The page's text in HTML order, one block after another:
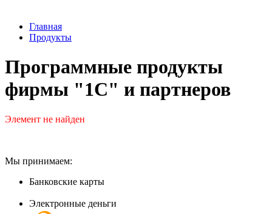
Главная
Продукты
Программные продукты
фирмы "1С" и партнеров
Элемент не найден
Мы принимаем:
Банковские карты
Электронные деньги